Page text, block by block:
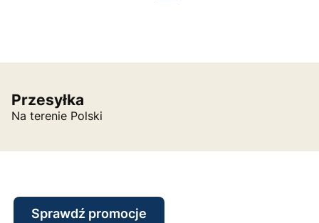
Przesyłka
Na terenie Polski
Sprawdź promocje